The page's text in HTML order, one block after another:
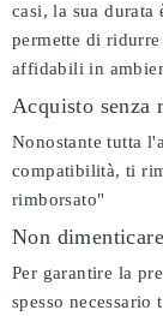
casi, la sua durata
permette di
affidabili in
Acquisto senza
Nonostante tutta
compatibilità, ti
rimborsato"
Non
Per garantire la
spesso